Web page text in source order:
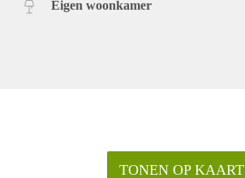
Eigen woonkamer
TONEN OP KAART